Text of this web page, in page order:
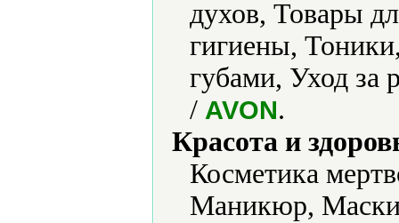
духов, Товары
гигиены,
губами, Уход
/ AVON.
Красота и
Косметика
Маникюр, Маски